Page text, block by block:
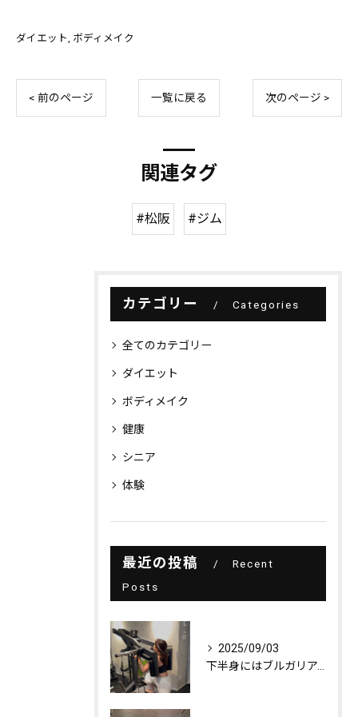
ダイエット ボディメイク
< 前のページ 一覧に戻る 次のページ >
関連タグ
#松阪 #ジム
カテゴリー Categories
全てのカテゴリー
ダイエット
ボディメイク
健康
シニア
体験
最近の投稿
Recent
Posts
2025/09/03